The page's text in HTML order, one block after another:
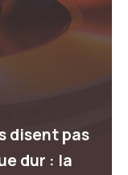
disent pas
dur : la